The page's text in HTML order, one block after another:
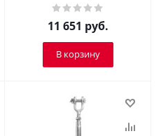
11 651 руб.
В корзину